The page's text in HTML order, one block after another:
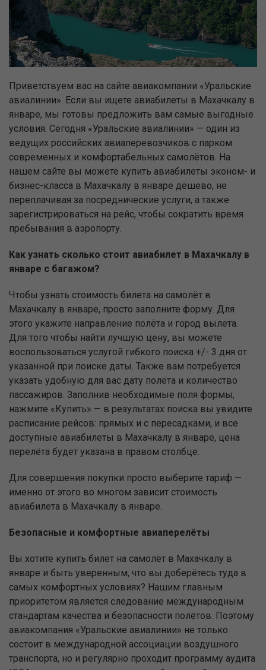
Приветствуем вас на сайте авиакомпании «Уральские
авиалинии». Если вы ищете авиабилеты в Махачкалу в
январе, мы готовы предложить вам самые выгодные
условия. Сегодня «Уральские авиалинии» — один из
ведущих российских авиаперевозчиков с парком
современных и комфортабельных самолётов. На
нашем сайте вы можете купить авиабилеты эконом- и
бизнес-класса в Махачкалу в январе дёшево, не
переплачивая за посреднические услуги, а также
зарегистрироваться на рейс, чтобы сократить время
пребывания в аэропорту.
Как узнать сколько стоит авиабилет в Махачкалу в
январе с багажом?
Чтобы узнать стоимость билета на самолёт в
Махачкалу в январе, просто заполните форму. Для
этого укажите направление полёта и город вылета.
Для того чтобы найти лучшую цену, вы можете
воспользоваться услугой гибкого поиска +/- 3 дня от
указанной при поиске даты. Также вам потребуется
указать удобную для вас дату полёта и количество
пассажиров. Заполнив необходимые поля формы,
нажмите «Купить» — в результатах поиска вы увидите
расписание рейсов: прямых и с пересадками, и все
доступные авиабилеты в Махачкалу в январе, цена
перелёта будет указана в правом столбце.
Для совершения покупки просто выберите тариф —
именно от этого во многом зависит стоимость
авиабилета в Махачкалу в январе.
Безопасные и комфортные авиаперелёты
Вы хотите купить билет на самолёт в Махачкалу в
январе и быть уверенным, что вы доберётесь туда в
самых комфортных условиях? Нашим главным
приоритетом является следование международным
стандартам качества и безопасности полётов. Поэтому
авиакомпания «Уральские авиалинии» не только
состоит в международной ассоциации воздушного
транспорта, но и регулярно проходит программу аудита